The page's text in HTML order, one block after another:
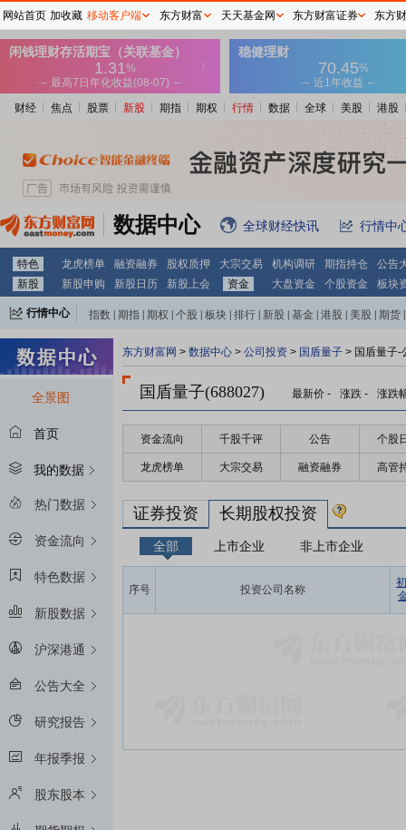
财经 焦点 股票 新股 期指 期权 行情 数据 全球 美股 港股
数据中心 全球财经快讯 行情中
特色 龙虎榜单 融资融券 股权质押 大宗交易 机构调研 期指持仓
公告
新股
新股申购 新股日历 新股上会 资金 大盘资金 个股资金 板块
行情中心 指数 期指 期权 个股 板块 排行 新股 基金 港股 美股 期货
全景图
首页
我的数据
热门数据
资金流向
特色数据
新股数据
沪深港通
公告大全
研究报告
年报季报
股东股本
东方财富网 > 数据中心 > 公司投资 > 国盾量子 > 国盾量子-
国盾量子(688027) 最新价 - 涨跌 - 涨跌
资金流向 千股千评 公告 个股
龙虎榜单 大宗交易 融资融券 高管
证券投资 长期股权投资
全部 上市企业 非上市企业
序号 投资公司名称
网站首页 加收藏 移动客户端 东方财富 天天基金网 东方财富证券 东方